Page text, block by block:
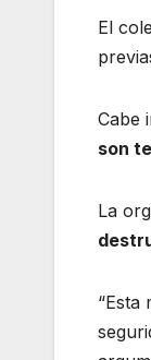
El
Cabe
son
La